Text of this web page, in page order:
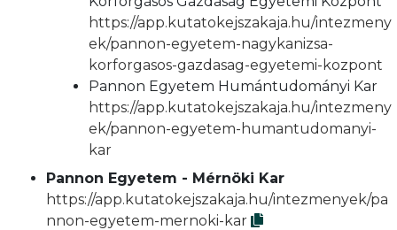
https://app.kutatokejszakaja.hu/intezmeny
ek/pannon-egyetem-nagykanizsa-
korforgasos-gazdasag-egyetemi-kozpont
Pannon Egyetem Humántudományi Kar
https://app.kutatokejszakaja.hu/intezmeny
ek/pannon-egyetem-humantudomanyi-
kar
Pannon Egyetem - Mérnöki Kar
https://app.kutatokejszakaja.hu/intezmenyek/pa
nnon-egyetem-mernoki-kar